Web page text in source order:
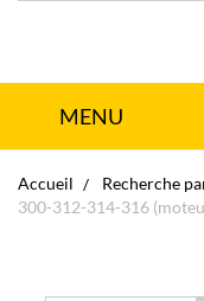
MENU
Accueil Recherche
300-312-314-316